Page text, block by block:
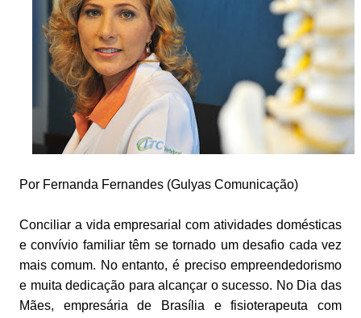
Por Fernanda Fernandes (Gulyas Comunicação)
Conciliar a vida empresarial com atividades domésticas
e convívio familiar têm se tornado um desafio cada vez
mais comum. No entanto, é preciso empreendedorismo
e muita dedicação para alcançar o sucesso. No Dia das
Mães, empresária de Brasília e fisioterapeuta com